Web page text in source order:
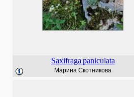
Saxifraga paniculata
Марина Скотникова